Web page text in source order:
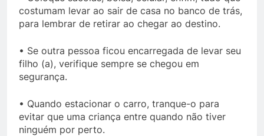
costumam levar ao sair de casa no banco de trás,
para lembrar de retirar ao chegar ao destino.
• Se outra pessoa ficou encarregada de levar seu
filho (a), verifique sempre se chegou em
segurança.
• Quando estacionar o carro, tranque-o para
evitar que uma criança entre quando não tiver
ninguém por perto.